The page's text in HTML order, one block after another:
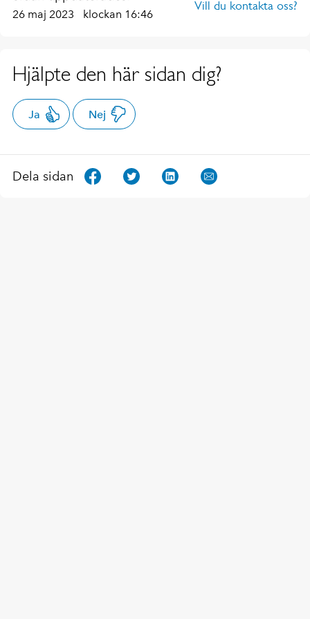
26 maj 2023 klockan 16:46
Vill du kontakta oss?
Hjälpte den här sidan dig?
Ja Nej
Dela sidan